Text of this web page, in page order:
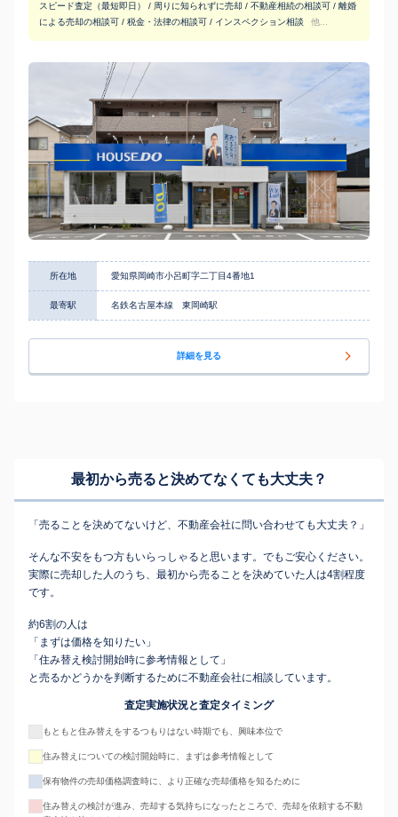
スピード査定（最短即日） / 周りに知られずに売却 / 不動産相続の相談可 / 離婚
による売却の相談可 / 税金・法律の相談可 / インスペクション相談
他...
所在地 愛知県岡崎市小呂町字二丁目4番地1
最寄駅 名鉄名古屋本線 東岡崎駅
詳細を見る
最初から売ると決めてなくても大丈夫？
「売ることを決めてないけど、不動産会社に問い合わせても大丈夫？」
そんな不安をもつ方もいらっしゃると思います。でもご安心ください。
実際に売却した人のうち、最初から売ることを決めていた人は4割程度
です。
約6割の人は
「まずは価格を知りたい」
「住み替え検討開始時に参考情報として」
と売るかどうかを判断するために不動産会社に相談しています。
査定実施状況と査定タイミング
もともと住み替えをするつもりはない時期でも、興味本位で
住み替えについての検討開始時に、まずは参考情報として
保有物件の売却価格調査時に、より正確な売却価格を知るために
住み替えの検討が進み、売却する気持ちになったところで、売却を依頼する不動